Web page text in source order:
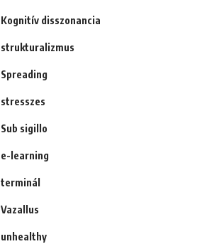
Kognitív disszonancia
strukturalizmus
Spreading
stresszes
Sub sigillo
e-learning
terminál
Vazallus
unhealthy